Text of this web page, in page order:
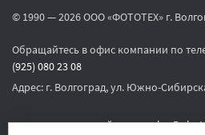
© 1990 — 2026 ООО «ФОТОТЕХ» г.
Обращайтесь в офис компании по
(925) 080 23 08
Адрес: г. Волгоград, ул. Южно-
или по электронной почте